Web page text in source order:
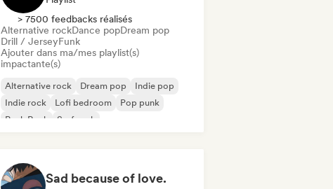
> 7500 feedbacks réalisés
Alternative rockDance popDream pop
Drill / JerseyFunk
Ajouter dans ma/mes playlist(s)
impactante(s)
Alternative rock Dream pop
Indie pop
Indie rock
Lofi bedroom
Pop punk
Punk Rock
Surf rock
Sad because of love.